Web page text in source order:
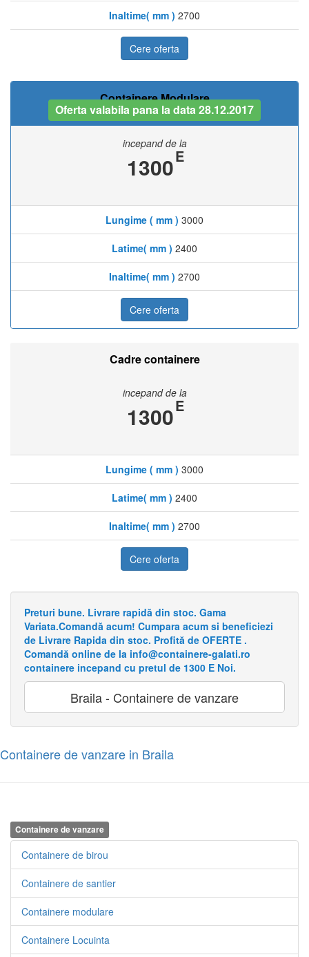
Inaltime( mm ) 2700
Cere oferta
Containere Modulare
Oferta valabila pana la data 28.12.2017
incepand de la
1300E
Lungime ( mm ) 3000
Latime( mm ) 2400
Inaltime( mm ) 2700
Cere oferta
Cadre containere
incepand de la
1300E
Lungime ( mm ) 3000
Latime( mm ) 2400
Inaltime( mm ) 2700
Cere oferta
Preturi bune. Livrare rapidă din stoc. Gama
Variata.Comandă acum! Cumpara acum si beneficiezi
de Livrare Rapida din stoc. Profită de OFERTE .
Comandă online de la info@containere-galati.ro
containere incepand cu pretul de 1300 E Noi.
Braila - Containere de vanzare
Containere de vanzare in Braila
Containere de vanzare
Containere de birou
Containere de santier
Containere modulare
Containere Locuinta